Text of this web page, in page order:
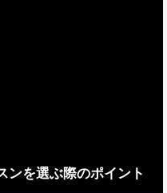
ンを選ぶ際のポイント